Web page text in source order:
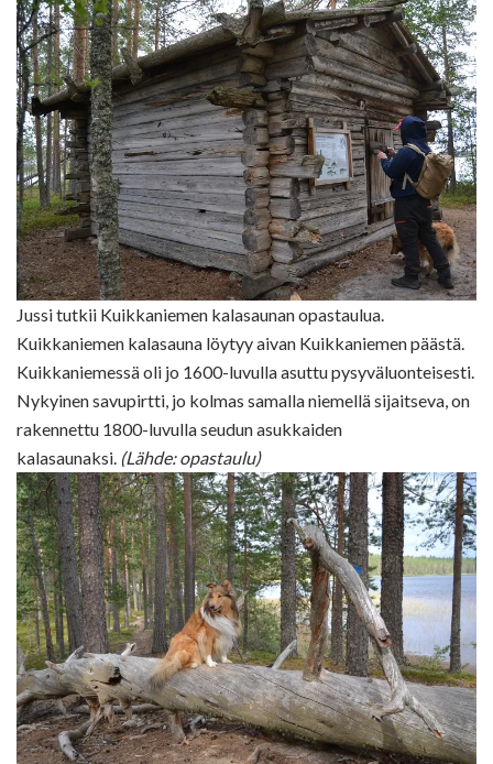
Jussi tutkii Kuikkaniemen kalasaunan opastaulua.
Kuikkaniemen kalasauna löytyy aivan Kuikkaniemen päästä.
Kuikkaniemessä oli jo 1600-luvulla asuttu pysyväluonteisesti.
Nykyinen savupirtti, jo kolmas samalla niemellä sijaitseva, on
rakennettu 1800-luvulla seudun asukkaiden
kalasaunaksi. (Lähde: opastaulu)